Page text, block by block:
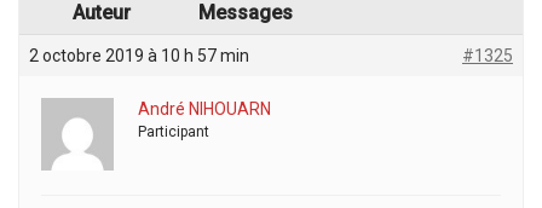
Auteur Messages
2 octobre 2019 à 10 h 57 min #1325
André NIHOUARN
Participant